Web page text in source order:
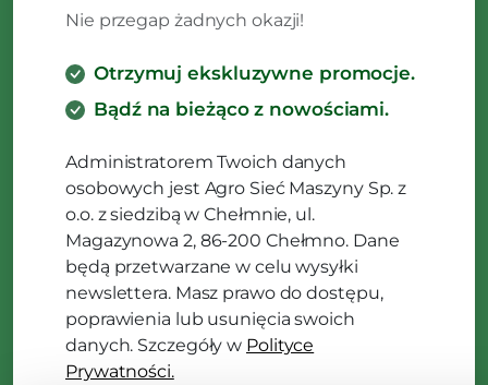
Nie przegap żadnych okazji!
Otrzymuj ekskluzywne promocje.
Bądź na bieżąco z nowościami.
Administratorem Twoich danych
osobowych jest Agro Sieć Maszyny Sp. z
o.o. z siedzibą w Chełmnie, ul.
Magazynowa 2, 86-200 Chełmno. Dane
będą przetwarzane w celu wysyłki
newslettera. Masz prawo do dostępu,
poprawienia lub usunięcia swoich
danych. Szczegóły w Polityce
Prywatności.